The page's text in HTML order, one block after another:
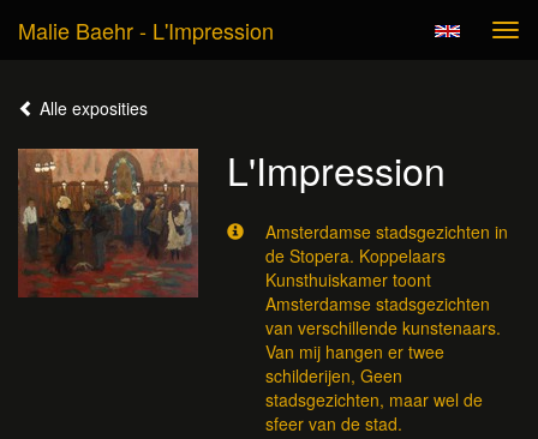
Malie Baehr - L'Impression
Alle exposities
L'Impression
Amsterdamse stadsgezichten in
de Stopera. Koppelaars
Kunsthuiskamer toont
Amsterdamse stadsgezichten
van verschillende kunstenaars.
Van mij hangen er twee
schilderijen, Geen
stadsgezichten, maar wel de
sfeer van de stad.